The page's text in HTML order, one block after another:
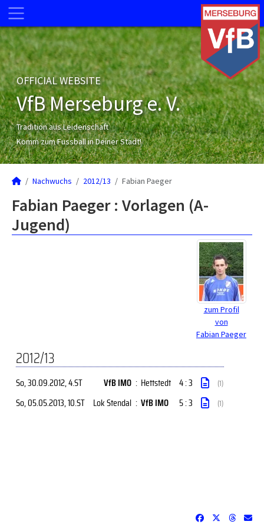
OFFICIAL WEBSITE
VfB Merseburg e. V.
Tradition aus Leidenschaft
Komm zum Fussball in Deiner Stadt!
Nachwuchs 2012/13 Fabian Paeger
Fabian Paeger : Vorlagen (A-
Jugend)
zum Profil
von
Fabian Paeger
2012/13
So, 30.09.2012, 4.ST VfB IMO : Hettstedt 4 : 3 (1)
So, 05.05.2013, 10.ST Lok Stendal : VfB IMO 5 : 3 (1)